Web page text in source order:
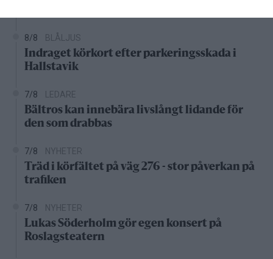
8/8 BLÅLJUS
Indraget körkort efter parkeringsskada i
Hallstavik
7/8 LEDARE
Bältros kan innebära livslångt lidande för
den som drabbas
7/8 NYHETER
Träd i körfältet på väg 276 - stor påverkan på
trafiken
7/8 NYHETER
Lukas Söderholm gör egen konsert på
Roslagsteatern